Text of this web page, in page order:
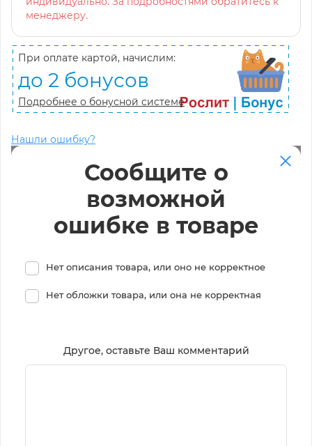
менеджеру.
При оплате картой, начислим:
до 2 бонусов
Подробнее о бонусной системе
Нашли ошибку?
Сообщите о
возможной
ошибке в товаре
Нет описания товара, или оно не корректное
Нет обложки товара, или она не корректная
Другое, оставьте Ваш комментарий